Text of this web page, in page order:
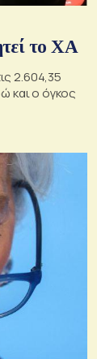
το ΧΑ
2.604,35
και ο όγκος